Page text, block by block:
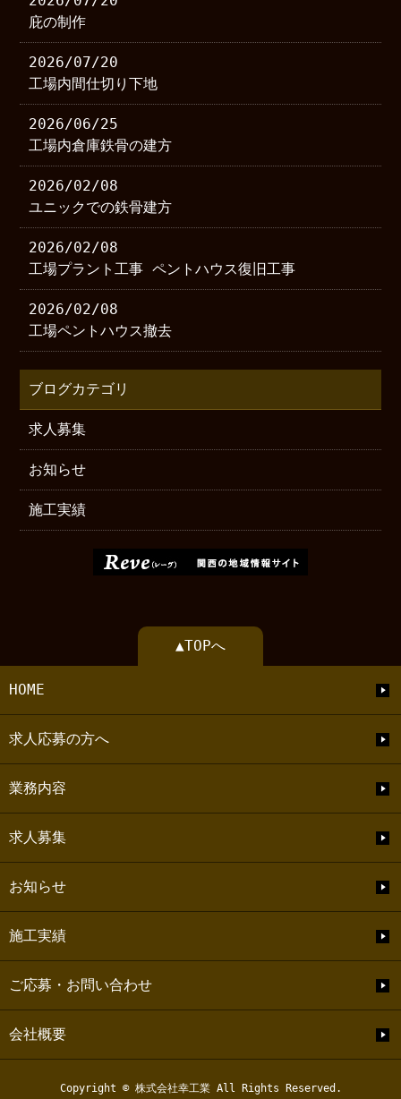
庇の制作
2026/07/20
工場内間仕切り下地
2026/06/25
工場内倉庫鉄骨の建方
2026/02/08
ユニックでの鉄骨建方
2026/02/08
工場プラント工事 ペントハウス復旧工事
2026/02/08
工場ペントハウス撤去
ブログカテゴリ
求人募集
お知らせ
施工実績
▲TOPへ
HOME
求人応募の方へ
業務内容
求人募集
お知らせ
施工実績
ご応募・お問い合わせ
会社概要
Copyright © 株式会社幸工業 All Rights Reserved.